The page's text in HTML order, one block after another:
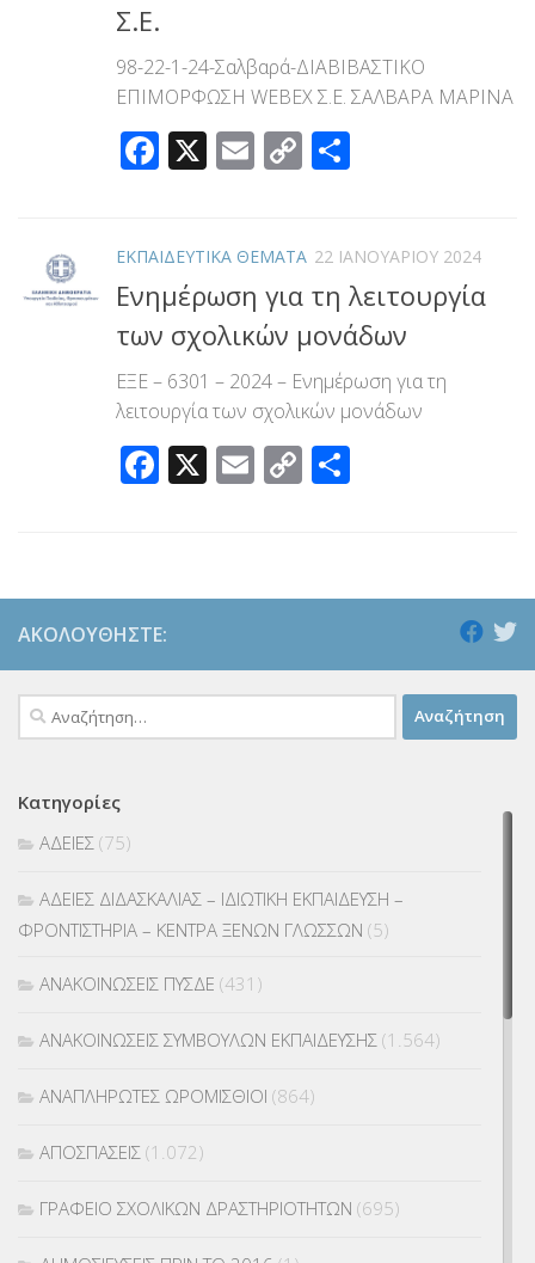
Σ.Ε.
98-22-1-24-Σαλβαρά-ΔΙΑΒΙΒΑΣΤΙΚΟ
ΕΠΙΜΟΡΦΩΣΗ WEBEX Σ.Ε. ΣΑΛΒΑΡΑ ΜΑΡΙΝΑ
Facebook
X Email
Copy
Link
ΕΚΠΑΙΔΕΥΤΙΚΑ ΘΕΜΑΤΑ 22 ΙΑΝΟΥΑΡΊΟΥ 2024
Ενημέρωση για τη λειτουργία
των σχολικών μονάδων
ΕΞΕ – 6301 – 2024 – Ενημέρωση για τη
λειτουργία των σχολικών μονάδων
Facebook
X Email
Copy
ΑΚΟΛΟΥΘΉΣΤΕ:
Αναζήτηση
για:
Κατηγορίες
ΑΔΕΙΕΣ (75)
ΑΔΕΙΕΣ ΔΙΔΑΣΚΑΛΙΑΣ – ΙΔΙΩΤΙΚΗ ΕΚΠΑΙΔΕΥΣΗ –
ΦΡΟΝΤΙΣΤΗΡΙΑ – ΚΕΝΤΡΑ ΞΕΝΩΝ ΓΛΩΣΣΩΝ (5)
ΑΝΑΚΟΙΝΩΣΕΙΣ ΠΥΣΔΕ (431)
ΑΝΑΚΟΙΝΩΣΕΙΣ ΣΥΜΒΟΥΛΩΝ ΕΚΠΑΙΔΕΥΣΗΣ (1.564)
ΑΝΑΠΛΗΡΩΤΕΣ ΩΡΟΜΙΣΘΙΟΙ (864)
ΑΠΟΣΠΑΣΕΙΣ (1.072)
ΓΡΑΦΕΙΟ ΣΧΟΛΙΚΩΝ ΔΡΑΣΤΗΡΙΟΤΗΤΩΝ (695)